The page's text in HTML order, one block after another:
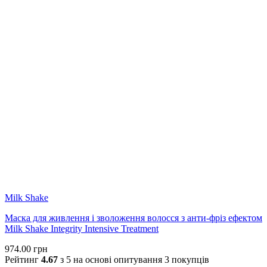
Milk Shake
Маска для живлення і зволоження волосся з анти-фріз ефектом
Milk Shake Integrity Intensive Treatment
974.00 грн
Рейтинг 4.67 з 5 на основі опитування 3 покупців